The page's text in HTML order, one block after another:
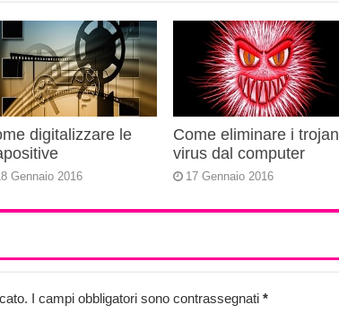
digitalizzare le
Gennaio 2016
Come eliminare i trojan
virus dal computer
17 Gennaio 2016
I campi obbligatori sono contrassegnati *